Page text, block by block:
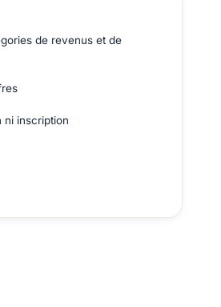
de revenus et de
ni inscription